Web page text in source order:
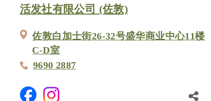
活发社有限公司 (佐敦)
佐敦白加士街26-32号盛华商业中心11楼
C-D室
9690 2887